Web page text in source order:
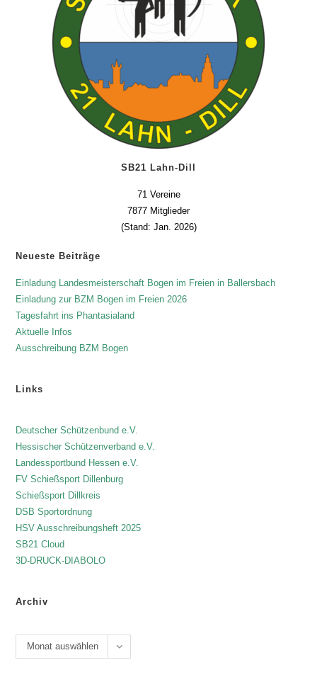
SB21 Lahn-Dill
71 Vereine
7877 Mitglieder
(Stand: Jan. 2026)
Neueste Beiträge
Einladung Landesmeisterschaft Bogen im Freien in Ballersbach
Einladung zur BZM Bogen im Freien 2026
Tagesfahrt ins Phantasialand
Aktuelle Infos
Ausschreibung BZM Bogen
Links
Deutscher Schützenbund e.V.
Hessischer Schützenverband e.V.
Landessportbund Hessen e.V.
FV Schießsport Dillenburg
Schießsport Dillkreis
DSB Sportordnung
HSV Ausschreibungsheft 2025
SB21 Cloud
3D-DRUCK-DIABOLO
Archiv
Monat auswählen